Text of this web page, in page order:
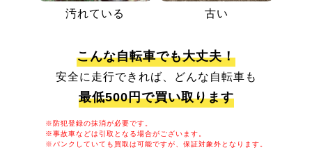
汚れている 古い
こんな自転車でも大丈夫！
安全に走行できれば、どんな自転車も
最低500円で買い取ります
※防犯登録の抹消が必要です。
※事故車などは引取となる場合がございます。
※パンクしていても買取は可能ですが、保証対象外となります。